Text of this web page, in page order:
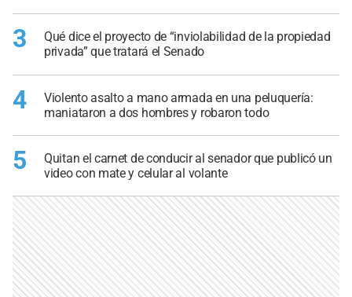
3
Qué dice el proyecto de “inviolabilidad de la propiedad
privada” que tratará el Senado
4
Violento asalto a mano armada en una peluquería:
maniataron a dos hombres y robaron todo
5
Quitan el carnet de conducir al senador que publicó un
video con mate y celular al volante